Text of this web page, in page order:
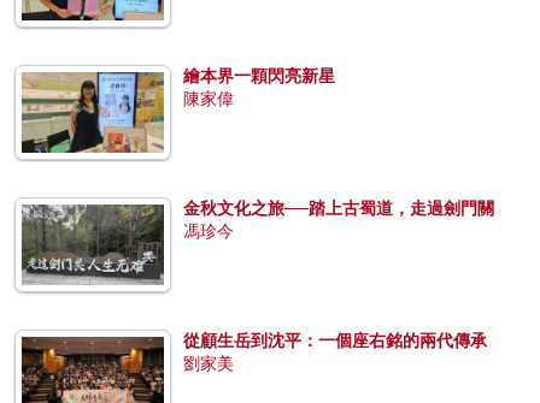
繪本界一顆閃亮新星
陳家偉
金秋文化之旅──踏上古蜀道，走過劍門關
馮珍今
從顧生岳到沈平：一個座右銘的兩代傳承
劉家美